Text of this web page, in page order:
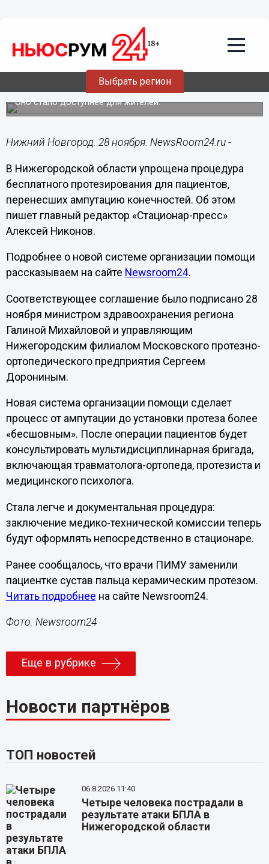
Выбрать регион
28.11.202513:40
Бесплатное протезирование упростили
в Нижегородской области
Оно стало доступнее для жителей.
Нижний Новгород. 28 ноября. NewsRoom24.ru -
В Нижегородской области упрощена процедура
бесплатного протезирования для пациентов,
перенесших ампутацию конечностей. Об этом
пишет главный редактор «Стационар-пресс»
Алексей Никонов.
Подробнее о новой системе организации помощи
рассказываем на сайте Newsroom24.
Соответствующее соглашение было подписано 28
ноября министром здравоохранения региона
Галиной Михайловой и управляющим
Нижегородским филиалом Московского протезно-
ортопедического предприятия Сергеем
Дорониным.
Новая система организации помощи сделает
процесс от ампутации до установки протеза более
«бесшовным». После операции пациентов будет
консультировать мультидисциплинарная бригада,
включающая травматолога-ортопеда, протезиста и
медицинского психолога.
Стала легче и документальная процедура:
заключение медико-технической комиссии теперь
будут оформлять непосредственно в стационаре.
Ранее сообщалось, что врачи ПИМУ заменили
пациентке сустав пальца керамическим протезом.
Читать подробнее на сайте Newsroom24.
Фото: Newsroom24
Еще в рубрике
Новости партнёров
ТОП новостей
06.8.2026 11:40
Четыре человека пострадали в
результате атаки БПЛА в
Нижегородской области